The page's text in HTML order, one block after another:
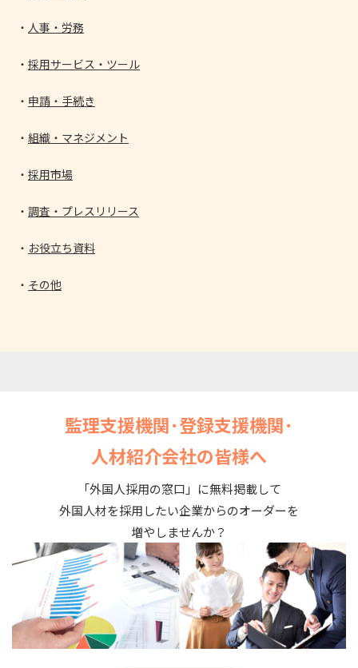
人事・労務
採用サービス・ツール
申請・手続き
組織・マネジメント
採用市場
調査・プレスリリース
お役立ち資料
その他
監理支援機関･登録支援機関･
人材紹介会社の皆様へ
「外国人採用の窓口」に無料掲載して
外国人材を採用したい企業からのオーダーを
増やしませんか？